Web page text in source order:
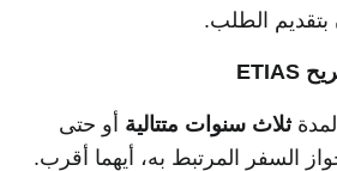
بتقديم الطلب.
ثلاث سنوات متتالية أو حتى
السفر المرتبط به، أيهما أقرب.